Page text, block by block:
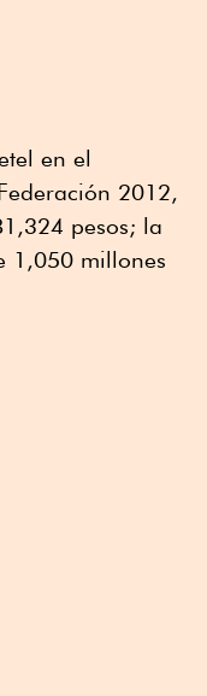
en el
2012,
pesos; la
1,050 millones